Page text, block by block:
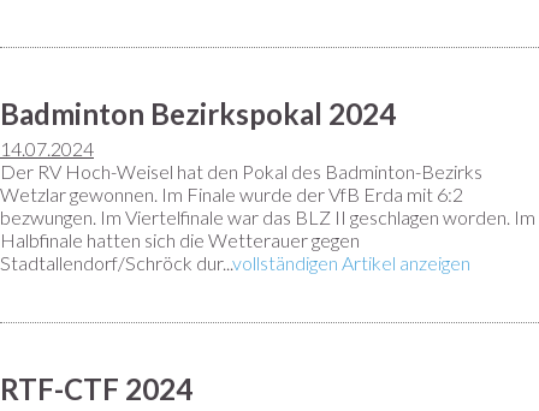
Badminton Bezirkspokal 2024
14.07.2024
Der RV Hoch-Weisel hat den Pokal des Badminton-Bezirks
Wetzlar gewonnen. Im Finale wurde der VfB Erda mit 6:2
bezwungen. Im Viertelfinale war das BLZ II geschlagen worden. Im
Halbfinale hatten sich die Wetterauer gegen
Stadtallendorf/Schröck dur...vollständigen Artikel anzeigen
RTF-CTF 2024